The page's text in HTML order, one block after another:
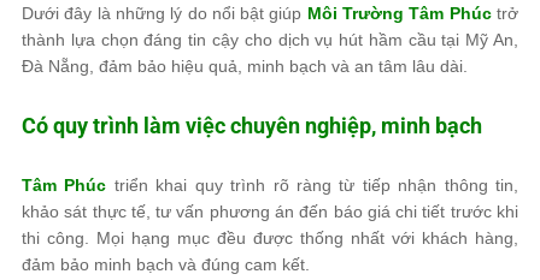
Dưới đây là những lý do nổi bật giúp Môi Trường Tâm Phúctrở
thành lựa chọn đáng tin cậy cho dịch vụ hút hầm cầu tại Mỹ An,
Đà Nẵng, đảm bảo hiệu quả, minh bạch và an tâm lâu dài.
Có quy trình làm việc chuyên nghiệp, minh bạch
Tâm Phúc triển khai quy trình rõ ràng từ tiếp nhận thông tin,
khảo sát thực tế, tư vấn phương án đến báo giá chi tiết trước khi
thi công. Mọi hạng mục đều được thống nhất với khách hàng,
đảm bảo minh bạch và đúng cam kết.